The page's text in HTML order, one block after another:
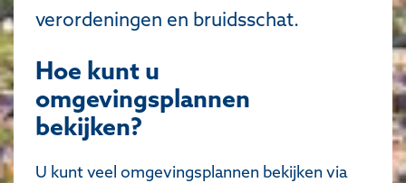
verordeningen en bruidsschat.
Hoe kunt u
omgevingsplannen
bekijken?
U kunt veel omgevingsplannen bekijken via